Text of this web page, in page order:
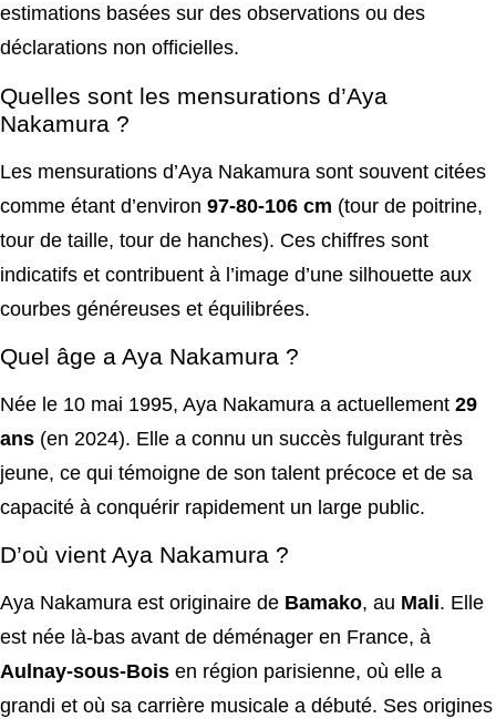
estimations basées sur des observations ou des
déclarations non officielles.
Quelles sont les mensurations d’Aya
Nakamura ?
Les mensurations d’Aya Nakamura sont souvent citées
comme étant d’environ 97-80-106 cm (tour de poitrine,
tour de taille, tour de hanches). Ces chiffres sont
indicatifs et contribuent à l’image d’une silhouette aux
courbes généreuses et équilibrées.
Quel âge a Aya Nakamura ?
Née le 10 mai 1995, Aya Nakamura a actuellement 29
ans (en 2024). Elle a connu un succès fulgurant très
jeune, ce qui témoigne de son talent précoce et de sa
capacité à conquérir rapidement un large public.
D’où vient Aya Nakamura ?
Aya Nakamura est originaire de Bamako, au Mali. Elle
est née là-bas avant de déménager en France, à
Aulnay-sous-Bois en région parisienne, où elle a
grandi et où sa carrière musicale a débuté. Ses origines